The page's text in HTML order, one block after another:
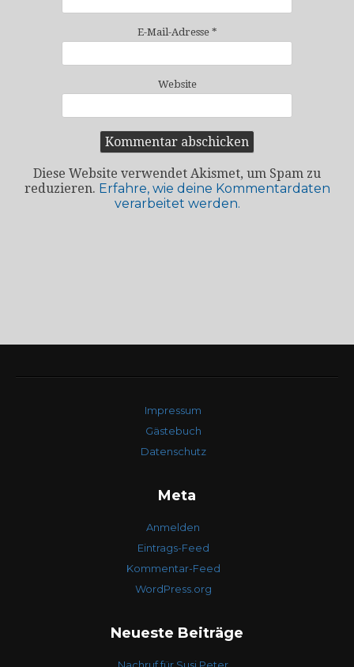
E-Mail-Adresse *
Website
Diese Website verwendet Akismet, um Spam zu
reduzieren. Erfahre, wie deine Kommentardaten
verarbeitet werden.
Impressum
Gästebuch
Datenschutz
Meta
Anmelden
Eintrags-Feed
Kommentar-Feed
WordPress.org
Neueste Beiträge